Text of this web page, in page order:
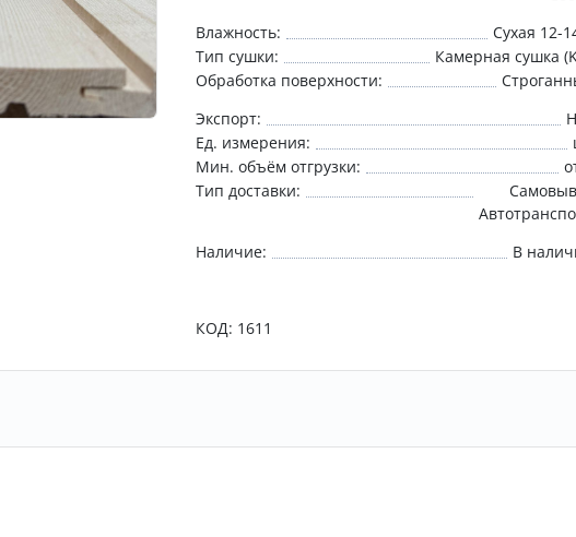
Влажность:
Сухая 12-
Тип сушки:
Камерная сушка
Обработка поверхности:
Экспорт:
Ед. измерения:
Мин. объём отгрузки:
Тип доставки:
Наличие:
В
КОД: 1611